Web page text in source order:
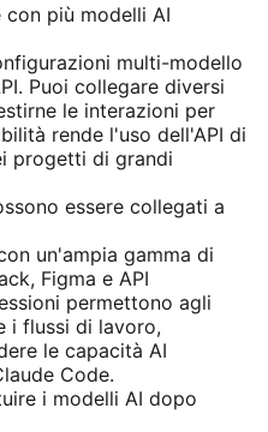
più modelli AI
multi-modello
Puoi collegare diversi
le interazioni per
rende l'uso dell'API di
progetti di grandi
essere collegati a
un'ampia gamma di
Figma e API
permettono agli
i flussi di lavoro,
le capacità AI
Code.
i modelli AI dopo